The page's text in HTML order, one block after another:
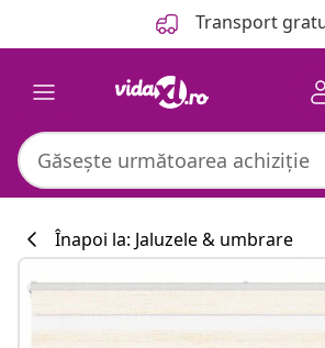
Transport
Înapoi la: Jaluzele & umbrare